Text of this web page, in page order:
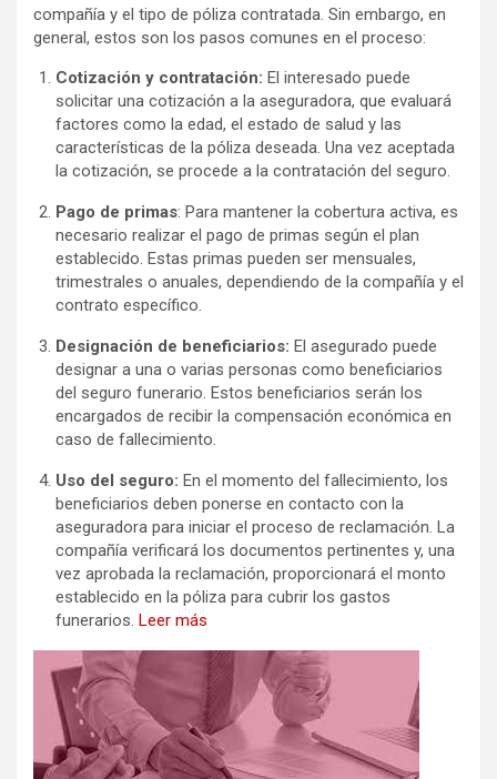
compañía y el tipo de póliza contratada. Sin embargo, en
general, estos son los pasos comunes en el proceso:
Cotización y contratación: El interesado puede
solicitar una cotización a la aseguradora, que evaluará
factores como la edad, el estado de salud y las
características de la póliza deseada. Una vez aceptada
la cotización, se procede a la contratación del seguro.
Pago de primas: Para mantener la cobertura activa, es
necesario realizar el pago de primas según el plan
establecido. Estas primas pueden ser mensuales,
trimestrales o anuales, dependiendo de la compañía y el
contrato específico.
Designación de beneficiarios: El asegurado puede
designar a una o varias personas como beneficiarios
del seguro funerario. Estos beneficiarios serán los
encargados de recibir la compensación económica en
caso de fallecimiento.
Uso del seguro: En el momento del fallecimiento, los
beneficiarios deben ponerse en contacto con la
aseguradora para iniciar el proceso de reclamación. La
compañía verificará los documentos pertinentes y, una
vez aprobada la reclamación, proporcionará el monto
establecido en la póliza para cubrir los gastos
funerarios. Leer más